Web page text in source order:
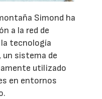
Simond ha
a la red de
tecnología
un sistema de
utilizado
en entornos